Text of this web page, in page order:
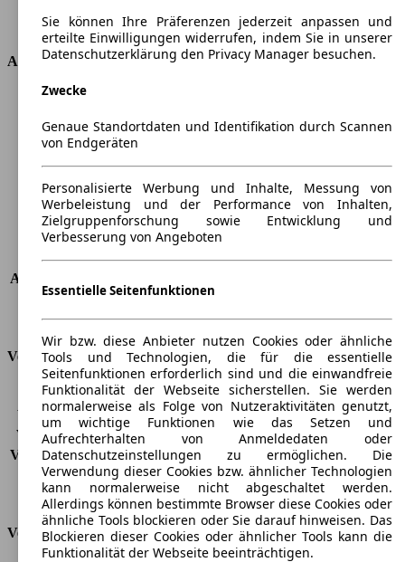
Antriebsart
Vorderradantrieb
Abmessungen
Länge
Höhe
1660 mm
Breite
Max. Zuladung
Türen
5
Sitze
5 - 7
Dachlast
-
Anhängelast (ungebremst)
Anhängelast (gebremst)
1600 kg
Kofferraumvolumen
152 - 1860 l
Verbrauch
CO2 Emissionen*
119 g/km (komb.)
Verbrauch (Stadt)
5,3 l/100km
Verbrauch (Land)
4,0 l/100km
Verbrauch (komb.)* 4,5 l/100km
Schadstoffklasse
EU6
Tankinhalt
58 l
Versicherungsklassen
Sie können Ihre Präferenzen jederzeit anpassen und
erteilte Einwilligungen widerrufen, indem Sie in unserer
Datenschutzerklärung den Privacy Manager besuchen.
Zwecke
Genaue Standortdaten und Identifikation durch Scannen
von Endgeräten
Personalisierte Werbung und Inhalte, Messung von
Werbeleistung und der Performance von Inhalten,
Zielgruppenforschung sowie Entwicklung und
Verbesserung von Angeboten
Essentielle Seitenfunktionen
Wir bzw. diese Anbieter nutzen Cookies oder ähnliche
Tools und Technologien, die für die essentielle
Seitenfunktionen erforderlich sind und die einwandfreie
Funktionalität der Webseite sicherstellen. Sie werden
normalerweise als Folge von Nutzeraktivitäten genutzt,
um wichtige Funktionen wie das Setzen und
Aufrechterhalten von Anmeldedaten oder
Datenschutzeinstellungen zu ermöglichen. Die
Verwendung dieser Cookies bzw. ähnlicher Technologien
kann normalerweise nicht abgeschaltet werden.
Allerdings können bestimmte Browser diese Cookies oder
ähnliche Tools blockieren oder Sie darauf hinweisen. Das
Blockieren dieser Cookies oder ähnlicher Tools kann die
Funktionalität der Webseite beeinträchtigen.